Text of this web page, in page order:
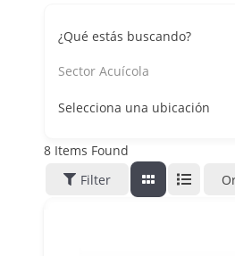
¿Qué estás buscando?
Sector Acuícola
Selecciona una ubicación
8 Items Found
Filter